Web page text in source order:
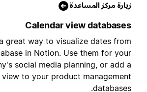
مركز المساعدة
Calendar view
are a great way to visualize dates
database in Notion. Use them for
social media planning, or add
view to your product